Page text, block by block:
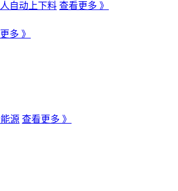
自动上下料 查看更多 》
多 》
源 查看更多 》